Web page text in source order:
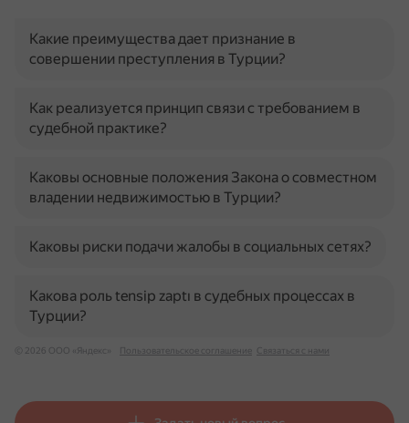
Какие преимущества дает признание в
совершении преступления в Турции?
Как реализуется принцип связи с требованием в
судебной практике?
Каковы основные положения Закона о совместном
владении недвижимостью в Турции?
Каковы риски подачи жалобы в социальных сетях?
Какова роль tensip zaptı в судебных процессах в
Турции?
© 2026 ООО «Яндекс» Пользовательское соглашение Связаться с нами